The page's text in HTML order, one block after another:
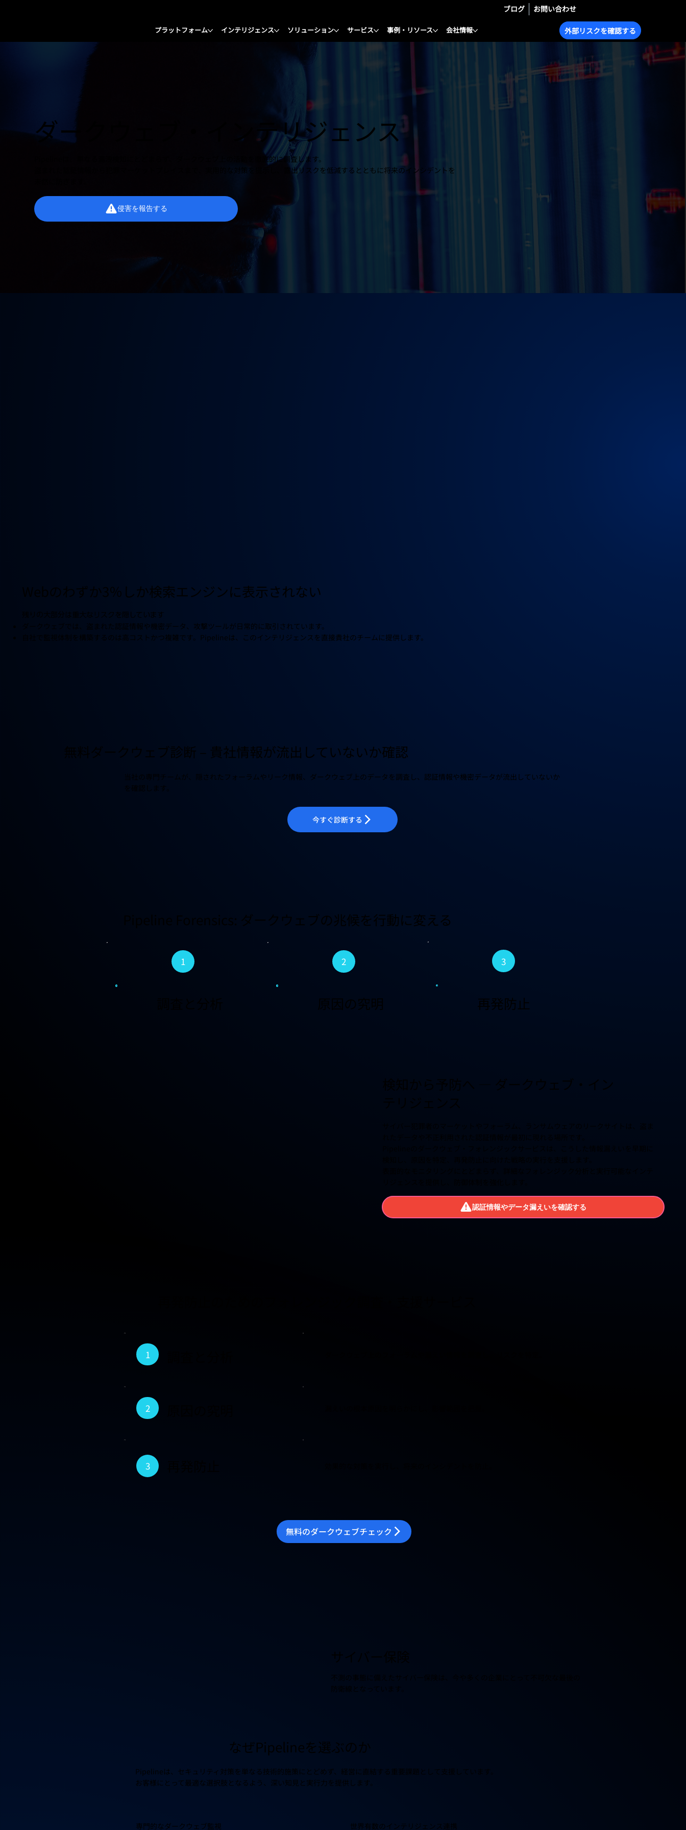
外部リスクを確認する
プラットフォーム インテリジェンス ソリューション サービス 事例・リソース 会社情報
ブログ お問い合わせ
ダークウェブ・インテリジェンス
Pipelineは、単なる漏洩検知にとどまらず、ダークウェブ上の活動を徹底的に調査します。
盗まれた認証情報から犯罪マーケットプレイスまで、実用的な対策を提示し、露出リスクを低減するとともに将来のインシデントを
侵害を報告する
Webのわずか3％しか検索エンジンに表示されない
残りの大部分は重大なリスクを隠しています
ダークウェブでは、盗まれた認証情報や機密データ、攻撃ツールが日常的に取引されています。
自社で監視体制を構築するのは高コストかつ複雑です。Pipelineは、このインテリジェンスを直接貴社のチームに提供します。
無料ダークウェブ診断 – 貴社情報が流出していないか確認
当社の専門チームが、隠されたフォーラムやリーク情報、ダークウェブ上のデータを調査し、認証情報や機密データが流出していないか
を確認します。
今すぐ診断する
Pipeline Forensics: ダークウェブの兆候を行動に変える
1 2
原因の究明
3
再発防止
検知から予防へ ― ダークウェブ・イン
認証情報やデータ漏えいを確認する
1
2
3
無料のダークウェブチェック
不測の事態に備えたサイバー保険は、今や多くの企業にとって不可欠な最後の
防衛線となっています。
なぜPipelineを選ぶのか
Pipelineは、セキュリティ対策を単なる技術的施策にとどめず、経営に直結する重要課題として支援しています。
お客様にとって最適な選択肢となるよう、深い知見と実行力を提供します。
専門的なダークウェブ監視 世界有数のインテリジェンス連携